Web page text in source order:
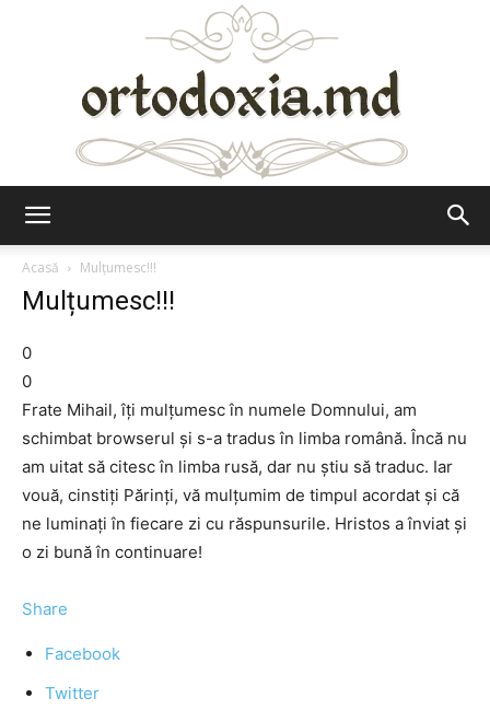
Acasă
Mulțumesc!!!
Mulțumesc!!!
0
0
Frate Mihail, îți mulțumesc în numele Domnului, am
schimbat browserul și s-a tradus în limba română. Încă nu
am uitat să citesc în limba rusă, dar nu știu să traduc. Iar
vouă, cinstiți Părinți, vă mulțumim de timpul acordat și că
ne luminați în fiecare zi cu răspunsurile. Hristos a înviat și
o zi bună în continuare!
Share
Facebook
Twitter